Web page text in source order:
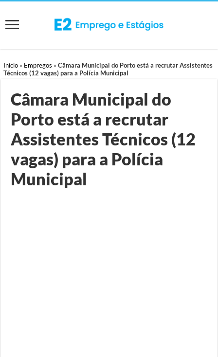
Início » Empregos »Câmara Municipal do Porto está a recrutar Assistentes
Técnicos (12 vagas) para a Polícia Municipal
Câmara Municipal do
Porto está a recrutar
Assistentes Técnicos (12
vagas) para a Polícia
Municipal